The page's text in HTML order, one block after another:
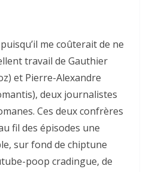
me coûterait de ne
travail de Gauthier
et Pierre-Alexandre
deux journalistes
Ces deux confrères
fil des épisodes une
sur fond de chiptune
poop cradingue, de